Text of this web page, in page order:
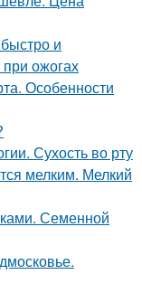
и
ожогах
Особенности
Сухость во рту
мелким. Мелкий
Семенной